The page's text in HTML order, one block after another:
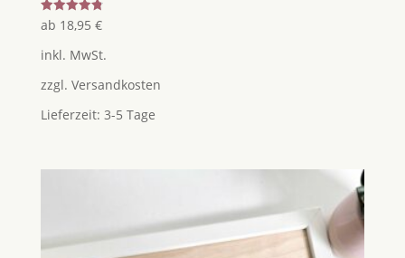
Bewertet
mit
von 5
ab 18,95 €
inkl. MwSt.
zzgl. Versandkosten
Lieferzeit: 3-5 Tage